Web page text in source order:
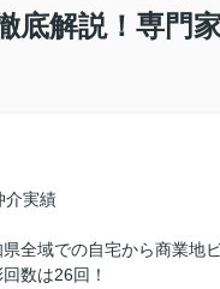
底解説！専門
介実績
全域での自宅から商業地
数は26回！